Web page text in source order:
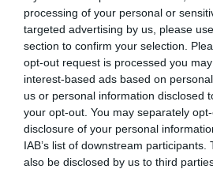
processing of your personal or
targeted advertising by us, please
section to confirm your selection.
opt-out request is processed you
interest-based ads based on
us or personal information disclosed
your opt-out. You may separately
disclosure of your personal
IAB’s list of downstream
also be disclosed by us to third